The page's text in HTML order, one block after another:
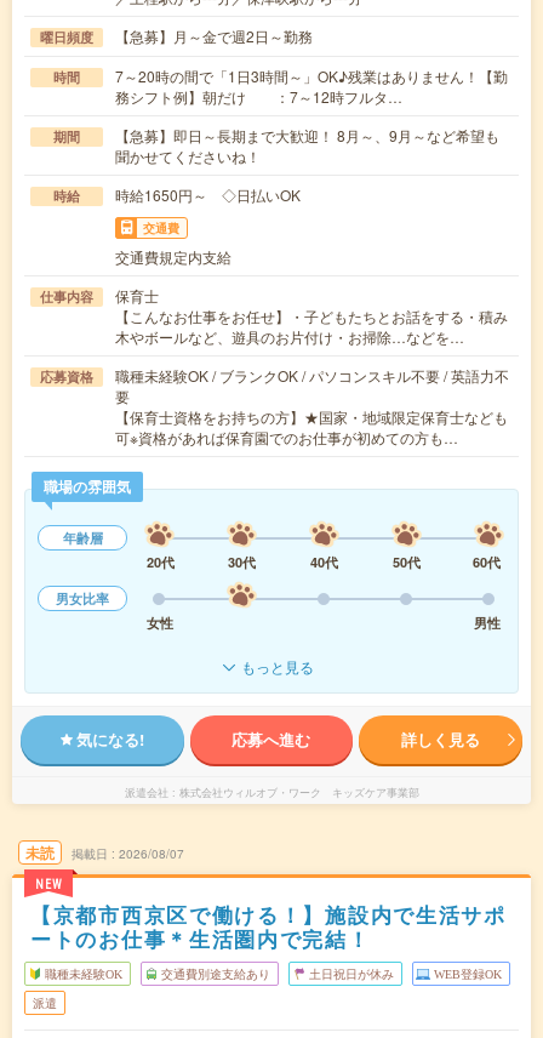
曜日頻度 【急募】月～金で週2日～勤務
時間
7～20時の間で「1日3時間～」OK♪残業はありません！【勤
務シフト例】朝だけ ：7～12時フルタ…
期間
【急募】即日～長期まで大歓迎！ 8月～、9月～など希望も
聞かせてくださいね！
時給 時給1650円～ ◇日払いOK
交通費
交通費規定内支給
仕事内容
保育士
【こんなお仕事をお任せ】・子どもたちとお話をする・積み
木やボールなど、遊具のお片付け・お掃除…などを…
応募資格
職種未経験OK / ブランクOK / パソコンスキル不要 / 英語力不
要
【保育士資格をお持ちの方】★国家・地域限定保育士なども
可※資格があれば保育園でのお仕事が初めての方も…
職場の雰囲気
年齢層
20代
30代 40代 50代
60代
男女比率
女性
男性
もっと見る
気になる! 応募へ進む 詳しく見る
派遣会社 株式会社ウィルオブ・ワーク キッズケア事業部
未読
NEW
掲載日 2026/08/07
【京都市西京区で働ける！】施設内で生活サポ
ートのお仕事＊生活圏内で完結！
職種未経験OK 交通費別途支給あり 土日祝日が休み WEB登録OK
派遣